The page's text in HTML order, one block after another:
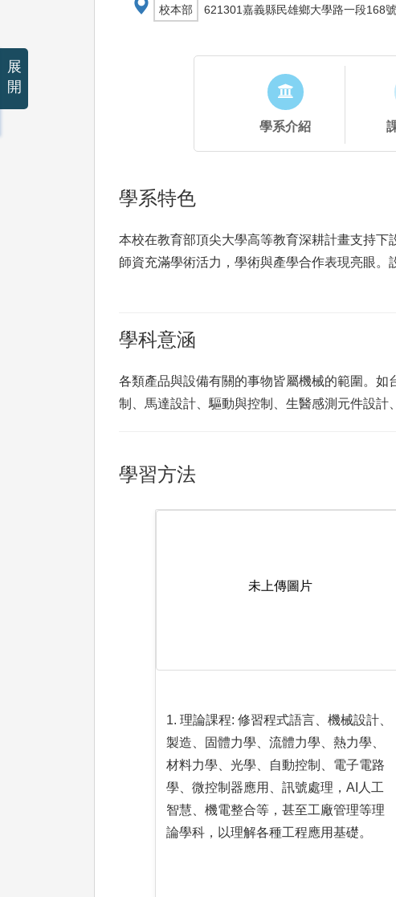
校本部 621301嘉義縣民雄鄉大學路一段168號
學系介紹
學系特色
本校在教育部頂尖大學高等教育深耕計畫支持
師資充滿學術活力，學術與產學合作表現亮眼。
學科意涵
各類產品與設備有關的事物皆屬機械的範圍。
制、馬達設計、驅動與控制、生醫感測元件設計
學習方法
未上傳圖片
1. 理論課程: 修習程式語言、機械設計、
製造、固體力學、流體力學、熱力學、
材料力學、光學、自動控制、電子電路
學、微控制器應用、訊號處理，AI人工
智慧、機電整合等，甚至工廠管理等理
論學科，以理解各種工程應用基礎。
展
開